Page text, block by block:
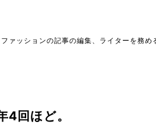
ァッションの記事の編集、ライターを務
4回ほど。